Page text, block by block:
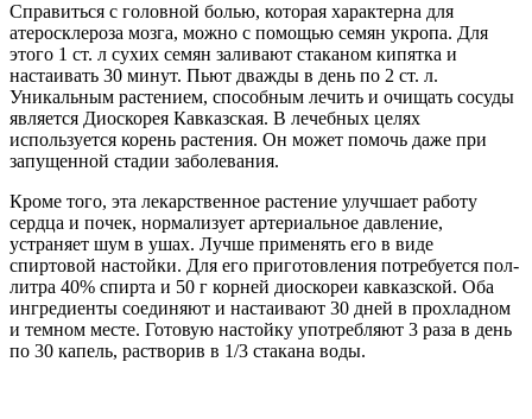
Справиться с головной болью, которая характерна для
атеросклероза мозга, можно с помощью семян укропа. Для
этого 1 ст. л сухих семян заливают стаканом кипятка и
настаивать 30 минут. Пьют дважды в день по 2 ст. л.
Уникальным растением, способным лечить и очищать сосуды
является Диоскорея Кавказская. В лечебных целях
используется корень растения. Он может помочь даже при
запущенной стадии заболевания.
Кроме того, эта лекарственное растение улучшает работу
сердца и почек, нормализует артериальное давление,
устраняет шум в ушах. Лучше применять его в виде
спиртовой настойки. Для его приготовления потребуется пол-
литра 40% спирта и 50 г корней диоскореи кавказской. Оба
ингредиенты соединяют и настаивают 30 дней в прохладном
и темном месте. Готовую настойку употребляют 3 раза в день
по 30 капель, растворив в 1/3 стакана воды.